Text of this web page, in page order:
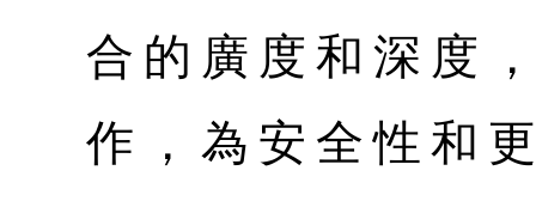
合的廣度和深度
作，為安全性和